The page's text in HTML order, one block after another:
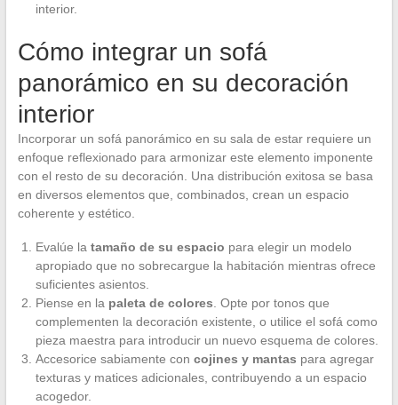
interior.
Cómo integrar un sofá
panorámico en su decoración
interior
Incorporar un sofá panorámico en su sala de estar requiere un
enfoque reflexionado para armonizar este elemento imponente
con el resto de su decoración. Una distribución exitosa se basa
en diversos elementos que, combinados, crean un espacio
coherente y estético.
Evalúe la tamaño de su espacio para elegir un modelo
apropiado que no sobrecargue la habitación mientras ofrece
suficientes asientos.
Piense en la paleta de colores . Opte por tonos que
complementen la decoración existente, o utilice el sofá como
pieza maestra para introducir un nuevo esquema de colores.
Accesorice sabiamente con cojines y mantas para agregar
texturas y matices adicionales, contribuyendo a un espacio
acogedor.